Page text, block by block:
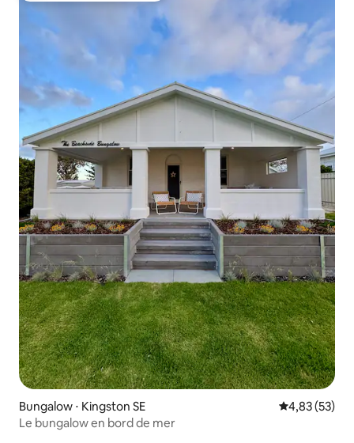
Bungalow ⋅ Kingston SE Évaluation
4,83 (53)
Le bungalow en bord de mer